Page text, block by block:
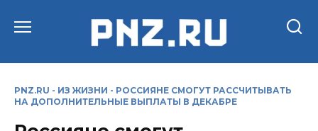
PNZ.RU - ИЗ ЖИЗНИ - РОССИЯНЕ СМОГУТ РАССЧИТЫВАТЬ
НА ДОПОЛНИТЕЛЬНЫЕ ВЫПЛАТЫ В ДЕКАБРЕ